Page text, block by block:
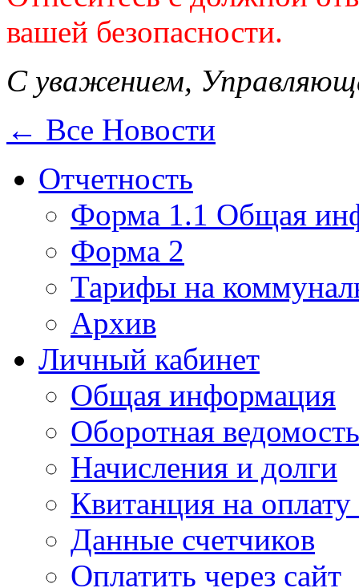
вашей безопасности.
С уважением,
← Все Новости
Отчетность
Форма 1.1 Общая
Форма 2
Тарифы на
Архив
Личный кабинет
Общая информация
Оборотная ведомость
Начисления и долги
Квитанция на
Данные счетчиков
Оплатить через сайт